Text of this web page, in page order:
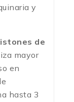
y
de
mayor
en
hasta 3